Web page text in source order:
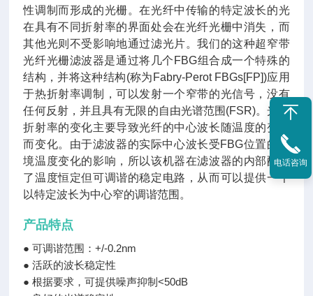
性调制而形成的光栅。在光纤中传输的特定波长的光
在具有不同折射率的界面处会在光纤光栅中消失，而
其他光则不受影响地通过滤光片。我们的这种超窄带
光纤光栅滤波器是通过将几个FBG组合成一个特殊的
结构，并将这种结构(称为Fabry-Perot FBGs[FP])应用
于热折射率调制，可以发射一个窄带的光信号，没有
任何反射，并且具有无限的自由光谱范围(FSR)。光纤
折射率的变化主要导致光纤的中心波长随温度的变化
而变化。由于滤波器的实际中心波长受FBG位置的环
境温度变化的影响，所以该机器在滤波器的内部配备
了温度恒定但可调谐的稳定电路，从而可以提供一个
以特定波长为中心窄的调谐范围。
产品特点
● 可调谐范围：+/-0.2nm
● 活跃的波长稳定性
● 根据要求，可提供噪声抑制<50dB
电话咨询